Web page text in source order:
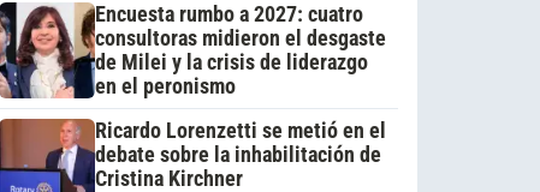
Encuesta rumbo a 2027: cuatro
consultoras midieron el desgaste
de Milei y la crisis de liderazgo
en el peronismo
Ricardo Lorenzetti se metió en el
debate sobre la inhabilitación de
Cristina Kirchner